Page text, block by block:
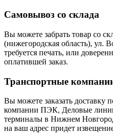
Самовывоз со склада
Вы можете забрать товар со
(нижегородская область), ул.
требуется печать, или
оплатившей заказ.
Транспортные
Вы можете заказать доставку
компании ПЭК, Деловые
терминалы в Нижнем
на ваш адрес придет